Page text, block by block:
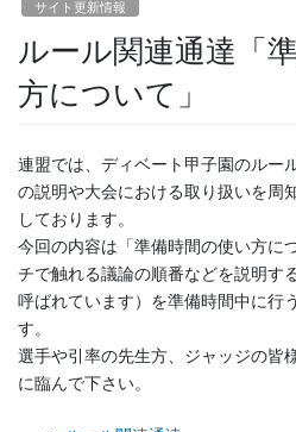
サイト更新情報
ルール関連通達「
方について」
連盟では、ディベート甲子園のルー
の説明や大会における取り扱いを周
しております。
今回の内容は「準備時間の使い方に
チで触れる議論の順番などを説明す
呼ばれています）を準備時間中に行
す。
選手や引率の先生方、ジャッジの皆
に臨んで下さい。